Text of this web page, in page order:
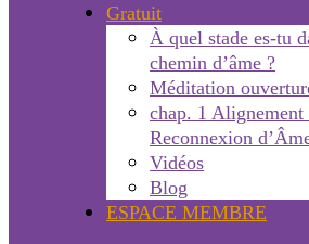
Gratuit
À quel stade es-tu
chemin d’âme ?
Méditation
chap. 1 Alignement
Reconnexion
Vidéos
Blog
ESPACE MEMBRE